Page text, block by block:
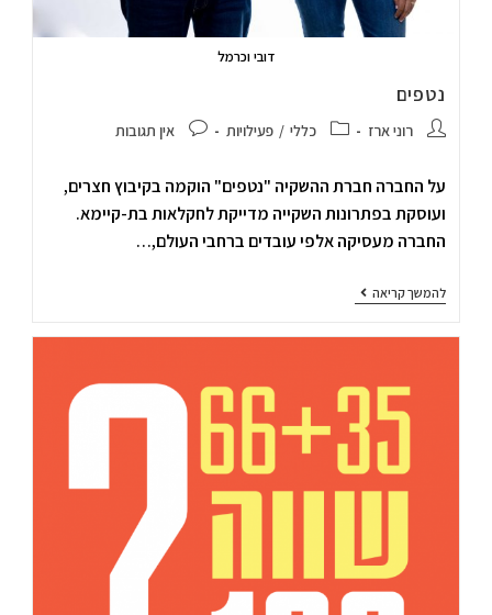
דובי וכרמל
נטפים
רוני ארז כללי / פעילויות אין תגובות
על החברה חברת ההשקיה "נטפים" הוקמה בקיבוץ חצרים,
ועוסקת בפתרונות השקייה מדייקת לחקלאות בת-קיימא.
החברה מעסיקה אלפי עובדים ברחבי העולם,…
להמשך קריאה